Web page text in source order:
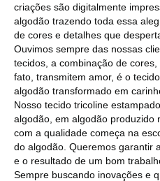
criações são digitalmente
algodão trazendo toda essa
de cores e detalhes que
Ouvimos sempre das nossas
tecidos, a combinação de
fato, transmitem amor, é o
algodão transformado em
Nosso tecido tricoline
algodão, em algodão produzido
com a qualidade começa na
do algodão. Queremos garantir
e o resultado de um bom
Sempre buscando inovações e